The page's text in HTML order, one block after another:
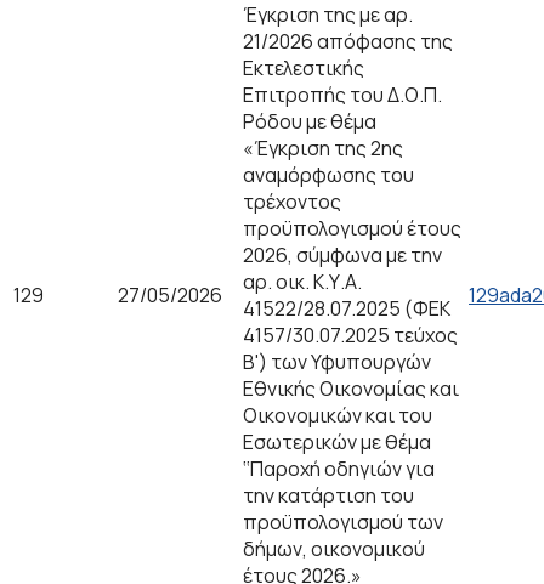
129 27/05/2026
Έγκριση της με αρ.
21/2026 απόφασης της
Εκτελεστικής
Επιτροπής του Δ.Ο.Π.
Ρόδου με θέμα
«Έγκριση της 2ης
αναμόρφωσης του
τρέχοντος
προϋπολογισμού έτους
2026, σύμφωνα με την
αρ. οικ. Κ.Υ.Α.
41522/28.07.2025 (ΦΕΚ
4157/30.07.2025 τεύχος
Β') των Υφυπουργών
Εθνικής Οικονομίας και
Οικονομικών και του
Εσωτερικών με θέμα
‘‘Παροχή οδηγιών για
την κατάρτιση του
προϋπολογισμού των
δήμων, οικονομικού
έτους 2026.»